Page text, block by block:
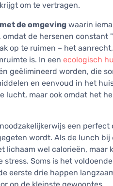
om te vertragen.
de omgeving waarin
de hersenen constant
op te ruimen – het
is. In een ecologisch
geëlimineerd worden, die
en eenvoud in het
lucht, maar ook omdat het
een
wordt. Als de lunch
wel calorieën, maar
stress. Soms is het
eerste drie happen